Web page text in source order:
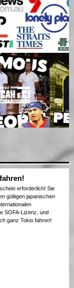
erforderlich! Sie
gültigen japanischen
SOFA-Lizenz, und
ganz Tokio fahren!